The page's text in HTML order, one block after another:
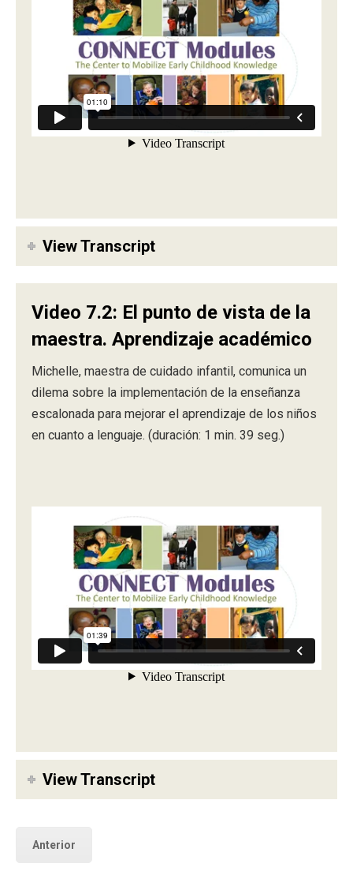
View Transcript
Video 7.2: El punto de vista de la
maestra. Aprendizaje académico
Michelle, maestra de cuidado infantil, comunica un
dilema sobre la implementación de la enseñanza
escalonada para mejorar el aprendizaje de los niños
en cuanto a lenguaje. (duración: 1 min. 39 seg.)
View Transcript
Anterior